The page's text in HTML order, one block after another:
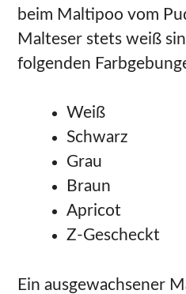
beim Maltipoo vom
Malteser stets weiß
folgenden
Weiß
Schwarz
Grau
Braun
Apricot
Z-Gescheckt
Ein ausgewachsener